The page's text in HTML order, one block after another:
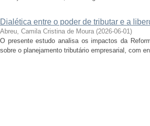
Dialética entre o poder de tributar e a
Abreu, Camila Cristina de Moura (2026-06-01)
O presente estudo analisa os impactos da
sobre o planejamento tributário empresarial, com